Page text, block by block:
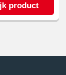
product